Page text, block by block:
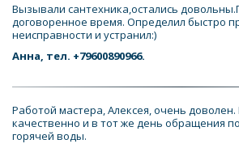
Вызывали сантехника,остались
договоренное время. Определил быстро
неисправности и устранил:)
Анна, тел. +79600890966.
Работой мастера, Алексея, очень
качественно и в тот же день обращения
горячей воды.